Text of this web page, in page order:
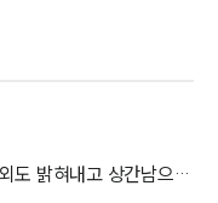
[상간자소송 조력사례] 상간남과 아내의 외도 밝혀내고 상간남으로부터 위자료 받아낸 이혼전문변호사